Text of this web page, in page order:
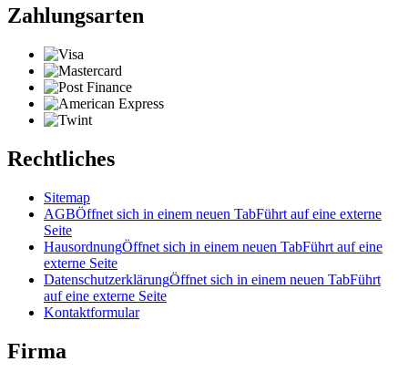
Zahlungsarten
Rechtliches
Sitemap
AGBÖffnet sich in einem neuen TabFührt auf eine externe
Seite
HausordnungÖffnet sich in einem neuen TabFührt auf eine
externe Seite
DatenschutzerklärungÖffnet sich in einem neuen TabFührt
auf eine externe Seite
Kontaktformular
Firma